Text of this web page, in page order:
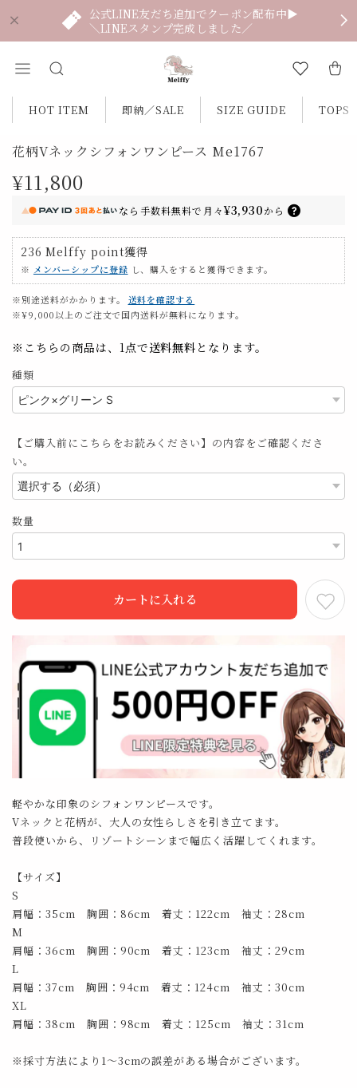
公式LINE友だち追加でクーポン配布中▶
＼LINEスタンプ完成しました／
HOT ITEM 即納／SALE SIZE GUIDE TOPS
花柄Vネックシフォンワンピース Me1767
¥11,800
なら 手数料無料で 月々¥3,930から
236 Melffy point獲得
※ メンバーシップに登録 し、購入をすると獲得できます。
※別途送料がかかります。
送料を確認する
※¥9,000以上のご注文で国内送料が無料になります。
※こちらの商品は、1点で送料無料 となります。
種類
【ご購入前にこちらをお読みください】の内容をご確認くださ
い。
数量
カートに入れる
軽やかな印象のシフォンワンピースです。
Vネックと花柄が、大人の女性らしさを引き立てます。
普段使いから、リゾートシーンまで幅広く活躍してくれます。
【サイズ】
S
肩幅：35cm 胸囲：86cm 着丈：122cm 袖丈：28cm
M
肩幅：36cm 胸囲：90cm 着丈：123cm 袖丈：29cm
L
肩幅：37cm 胸囲：94cm 着丈：124cm 袖丈：30cm
XL
肩幅：38cm 胸囲：98cm 着丈：125cm 袖丈：31cm
※採寸方法により1～3cmの誤差がある場合がございます。